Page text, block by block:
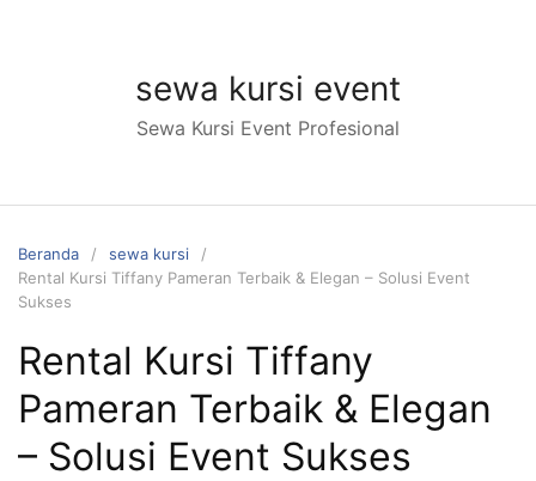
sewa kursi event
Sewa Kursi Event Profesional
Beranda
sewa kursi
Rental Kursi Tiffany Pameran Terbaik & Elegan – Solusi Event
Sukses
Rental Kursi Tiffany
Pameran Terbaik & Elegan
– Solusi Event Sukses